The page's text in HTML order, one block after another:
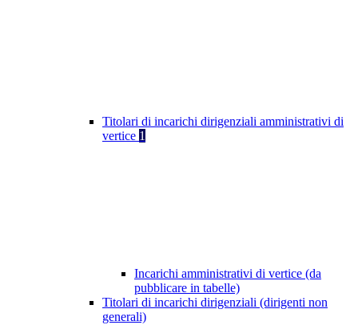
Titolari di incarichi dirigenziali amministrativi di
vertice 1
Incarichi amministrativi di vertice (da
pubblicare in tabelle)
Titolari di incarichi dirigenziali (dirigenti non
generali)